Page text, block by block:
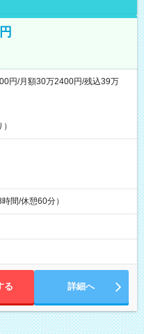
円/月額30万2400円/残込39万
間/休憩60分）
る 詳細へ